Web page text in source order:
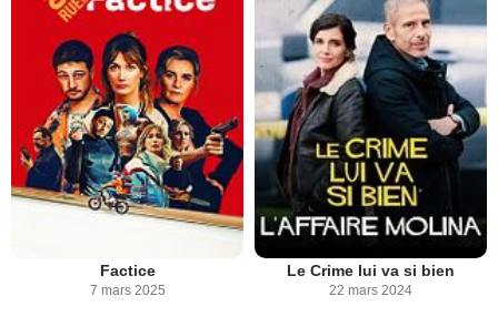
Factice
7 mars 2025
Le Crime lui va si bien
22 mars 2024